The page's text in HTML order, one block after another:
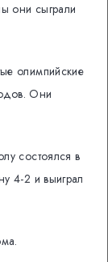
они сыграли
олимпийские
Они
состоялся в
4-2 и выиграл